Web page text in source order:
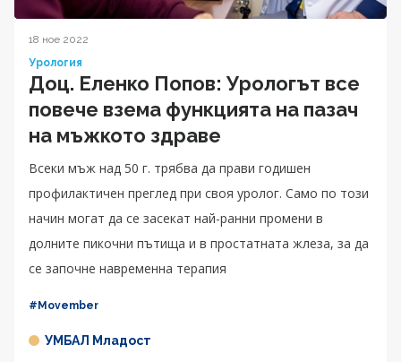
18 ное 2022
Урология
Доц. Еленко Попов: Урологът все
повече взема функцията на пазач
на мъжкото здраве
Всеки мъж над 50 г. трябва да прави годишен
профилактичен преглед при своя уролог. Само по този
начин могат да се засекат най-ранни промени в
долните пикочни пътища и в простатната жлеза, за да
се започне навременна терапия
#Movember
УМБАЛ Младост